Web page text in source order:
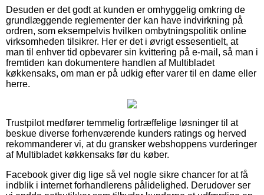
Desuden er det godt at kunden er omhyggelig omkring de
grundlæggende reglementer der kan have indvirkning på
ordren, som eksempelvis hvilken ombytningspolitik online
virksomheden tilsikrer. Her er det i øvrigt essesentielt, at
man til enhver tid opbevarer sin kvittering på e-mail, så man i
fremtiden kan dokumentere handlen af Multibladet
køkkensaks, om man er på udkig efter varer til en dame eller
herre.
Trustpilot medfører temmelig fortræffelige løsninger til at
beskue diverse forhenværende kunders ratings og herved
rekommanderer vi, at du gransker webshoppens vurderinger
af Multibladet køkkensaks før du køber.
Facebook giver dig lige så vel nogle sikre chancer for at få
indblik i internet forhandlerens pålidelighed. Derudover ser